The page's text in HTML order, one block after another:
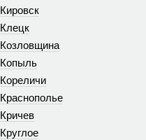
Кировск
Клецк
Козловщина
Копыль
Кореличи
Краснополье
Кричев
Круглое